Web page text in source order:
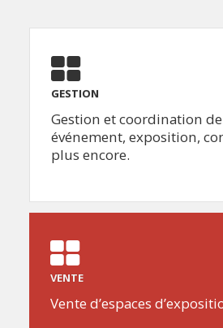
GESTION
Gestion et coordination
événement, exposition,
plus encore.
VENTE
Vente d’espaces